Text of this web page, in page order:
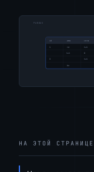
НА ЭТОЙ СТРАНИЦЕ